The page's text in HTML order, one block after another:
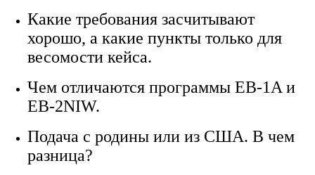
Какие требования засчитывают
хорошо, а какие пункты только для
весомости кейса.
Чем отличаются программы EB-1A и
EB-2NIW.
Подача с родины или из США. В чем
разница?